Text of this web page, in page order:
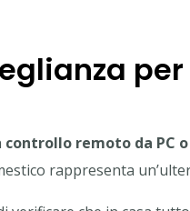
controllo remoto da PC
rappresenta